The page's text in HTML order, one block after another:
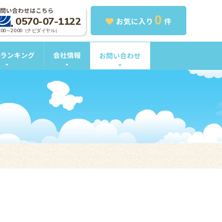
お気に入り 0 件
い合わせはこちら
0570-07-1122
～20:00（ナビダイヤル）
ンキング 会社情報 お問い合わせ